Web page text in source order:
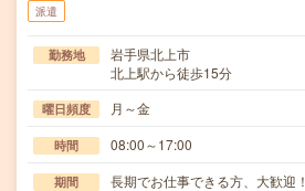
派遣
勤務地
岩手県北上市
北上駅から徒歩15分
曜日頻度 月～金
時間 08:00～17:00
期間 長期でお仕事できる方、大歓迎！